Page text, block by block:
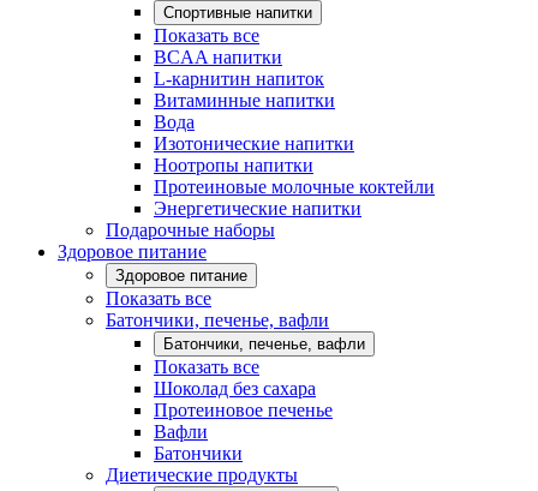
Спортивные напитки
Показать все
BCAA напитки
L-карнитин напиток
Витаминные напитки
Вода
Изотонические напитки
Ноотропы напитки
Протеиновые молочные коктейли
Энергетические напитки
Подарочные наборы
Здоровое питание
Здоровое питание
Показать все
Батончики, печенье, вафли
Батончики, печенье, вафли
Показать все
Шоколад без сахара
Протеиновое печенье
Вафли
Батончики
Диетические продукты